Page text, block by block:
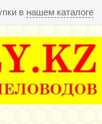
в нашем каталоге